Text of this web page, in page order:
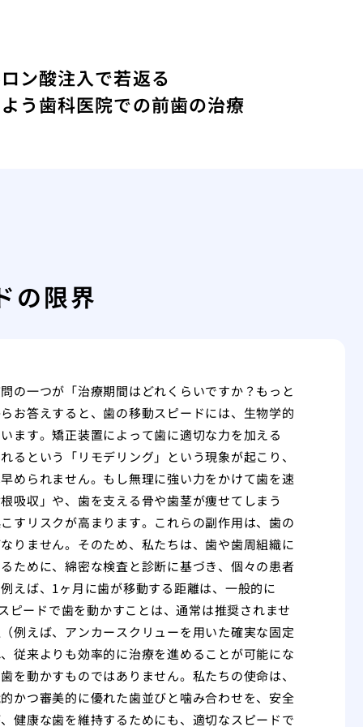
ン酸注入で若返る
う歯科医院での前歯の治療
の限界
の一つが「治療期間はどれくらいですか？もっと
お答えすると、歯の移動スピードには、生物学的
ます。矯正装置によって歯に適切な力を加える
という「リモデリング」という現象が起こり、
められません。もし無理に強い力をかけて歯を速
吸収」や、歯を支える骨や歯茎が痩せてしまう
すリスクが高まります。これらの副作用は、歯の
りません。そのため、私たちは、歯や歯周組織に
ために、綿密な検査と診断に基づき、個々の患者
えば、1ヶ月に歯が移動する距離は、一般的に
ードで歯を動かすことは、通常は推奨されませ
例えば、アンカースクリューを用いた確実な固定
従来よりも効率的に治療を進めることが可能にな
動かすものではありません。私たちの使命は、
かつ審美的に優れた歯並びと噛み合わせを、安全
健康な歯を維持するためにも、適切なスピードで